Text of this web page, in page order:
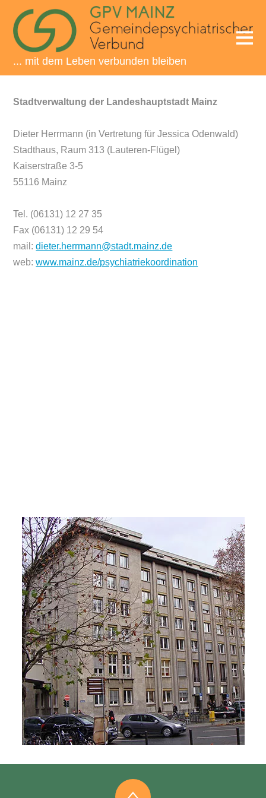
... mit dem Leben verbunden bleiben
Stadtverwaltung der Landeshauptstadt Mainz
Dieter Herrmann (in Vertretung für Jessica Odenwald)
Stadthaus, Raum 313 (Lauteren-Flügel)
Kaiserstraße 3-5
55116 Mainz
Tel. (06131) 12 27 35
Fax (06131) 12 29 54
mail:dieter.herrmann@stadt.mainz.de
web:www.mainz.de/psychiatriekoordination